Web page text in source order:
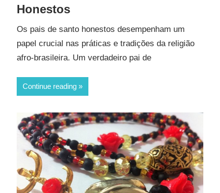
Honestos
Os pais de santo honestos desempenham um
papel crucial nas práticas e tradições da religião
afro-brasileira. Um verdadeiro pai de
Continue reading